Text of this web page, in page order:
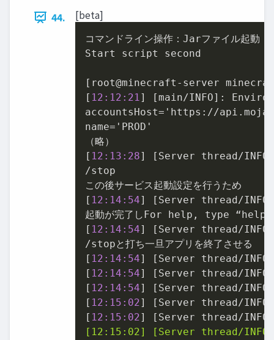
44. [beta]
コマンドライン操作：Jarファイル起動
Start script second
[root@minecraft-server
[ 12:12:21] [main/INFO]:
accountsHost='https://
name='PROD'
（略）
[ 12:13:28] [Server thread/
/stop
この後サービス起動設定を行うため
[ 12:14:54] [Server thread/
起動が完了しFor help, type “help”
[ 12:14:54] [Server thread/
/stopと打ち一旦アプリを終了させる
[ 12:14:54] [Server thread/
[ 12:14:54] [Server thread/
[ 12:14:54] [Server thread/
[ 12:15:02] [Server thread/
[ 12:15:02] [Server thread/
[12:15:02] [Server thread/